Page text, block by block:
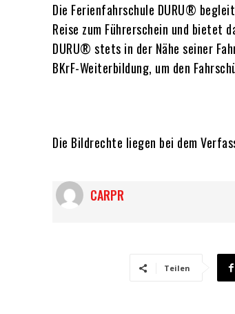
Die Ferienfahrschule DURU®
Reise zum Führerschein und bietet
DURU® stets in der Nähe seiner
BKrF-Weiterbildung, um den
Die Bildrechte liegen bei dem
CARPR
Teilen